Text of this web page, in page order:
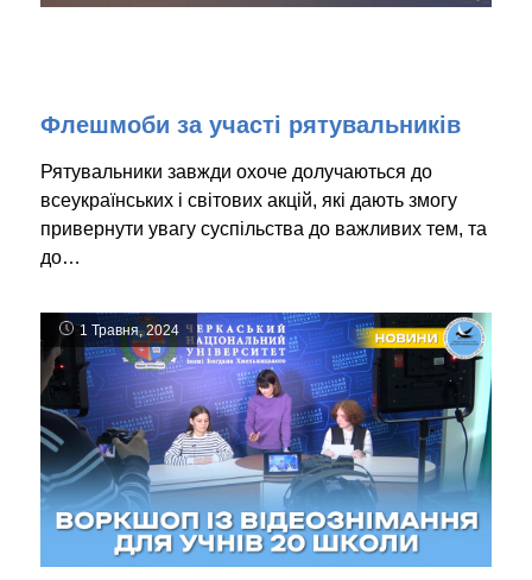
Флешмоби за участі рятувальників
Рятувальники завжди охоче долучаються до
всеукраїнських і світових акцій, які дають змогу
привернути увагу суспільства до важливих тем, та
до…
1 Травня, 2024